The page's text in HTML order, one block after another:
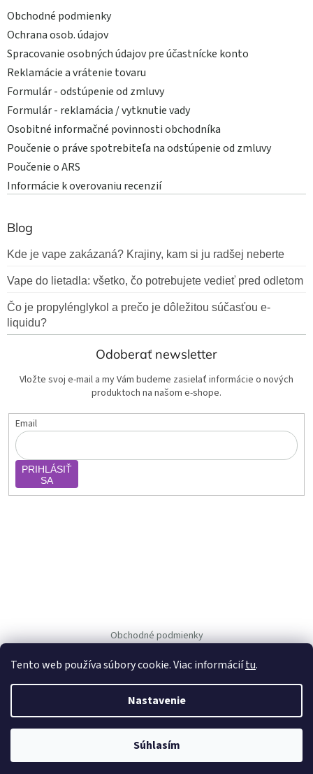
Tento web používa súbory cookie. Viac informáciítu.
Nastavenie
Súhlasím
Obchodné podmienky
Ochrana osob. údajov
Spracovanie osobných údajov pre účastnícke konto
Reklamácie a vrátenie tovaru
Formulár - odstúpenie od zmluvy
Formulár - reklamácia / vytknutie vady
Osobitné informačné povinnosti obchodníka
Poučenie o práve spotrebiteľa na odstúpenie od zmluvy
Poučenie o ARS
Informácie k overovaniu recenzií
Blog
Kde je vape zakázaná? Krajiny, kam si ju radšej neberte
Vape do lietadla: všetko, čo potrebujete vedieť pred odletom
Čo je propylénglykol a prečo je dôležitou súčasťou e-
liquidu?
Odoberať newsletter
Vložte svoj e-mail a my Vám budeme zasielať informácie o nových
produktoch na našom e-shope.
Email
PRIHLÁSIŤ
SA
Obchodné podmienky
Ochrana osob. údajov
Vejpka.sk. Všetky práva vyhradené.
Používámeověření věku Adulto